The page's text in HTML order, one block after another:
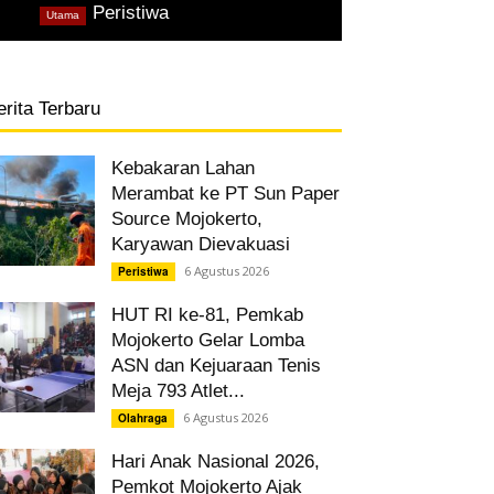
Peristiwa,
Utama
Terbaru
Kebakaran Lahan
Merambat ke PT Sun Paper
Source Mojokerto,
Karyawan Dievakuasi
Peristiwa 6 Agustus 2026
HUT RI ke-81, Pemkab
Mojokerto Gelar Lomba
ASN dan Kejuaraan Tenis
Meja 793 Atlet...
Olahraga 6 Agustus 2026
Hari Anak Nasional 2026,
Pemkot Mojokerto Ajak